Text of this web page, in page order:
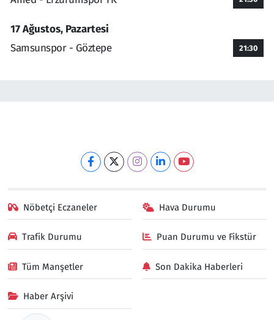
17 Ağustos, Pazartesi
Samsunspor - Göztepe
21:30
Nöbetçi Eczaneler Hava Durumu
Trafik Durumu Puan Durumu ve Fikstür
Tüm Manşetler Son Dakika Haberleri
Haber Arşivi